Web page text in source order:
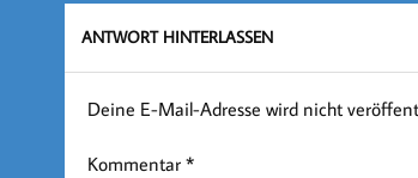
ANTWORT HINTERLASSEN
Deine E-Mail-Adresse wird nicht
Kommentar *